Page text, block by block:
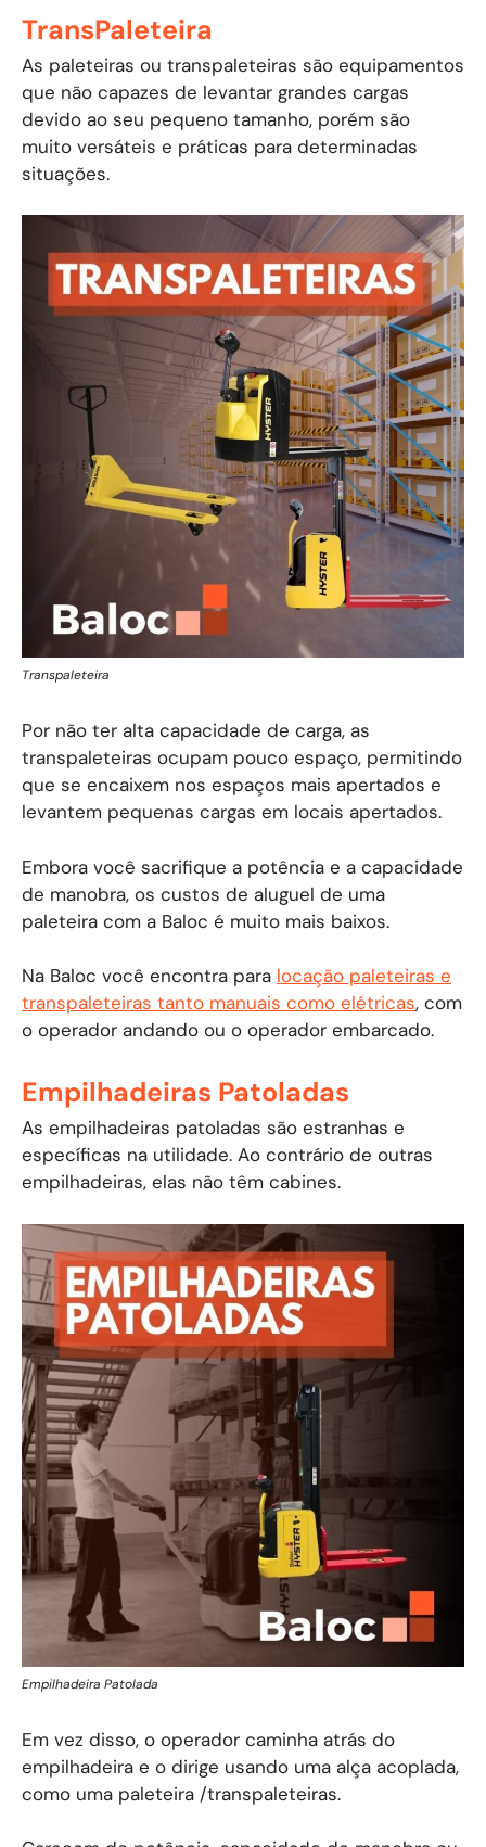
TransPaleteira
As paleteiras ou transpaleteiras são equipamentos
que não capazes de levantar grandes cargas
devido ao seu pequeno tamanho, porém são
muito versáteis e práticas para determinadas
situações.
Transpaleteira
Por não ter alta capacidade de carga, as
transpaleteiras ocupam pouco espaço, permitindo
que se encaixem nos espaços mais apertados e
levantem pequenas cargas em locais apertados.
Embora você sacrifique a potência e a capacidade
de manobra, os custos de aluguel de uma
paleteira com a Baloc é muito mais baixos.
Na Baloc você encontra para locação paleteiras e
transpaleteiras tanto manuais como elétricas, com
o operador andando ou o operador embarcado.
Empilhadeiras Patoladas
As empilhadeiras patoladas são estranhas e
específicas na utilidade. Ao contrário de outras
empilhadeiras, elas não têm cabines.
Empilhadeira Patolada
Em vez disso, o operador caminha atrás do
empilhadeira e o dirige usando uma alça acoplada,
como uma paleteira /transpaleteiras.